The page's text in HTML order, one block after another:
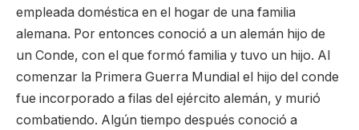
empleada doméstica en el hogar de una familia
alemana. Por entonces conoció a un alemán hijo de
un Conde, con el que formó familia y tuvo un hijo. Al
comenzar la Primera Guerra Mundial el hijo del conde
fue incorporado a filas del ejército alemán, y murió
combatiendo. Algún tiempo después conoció a